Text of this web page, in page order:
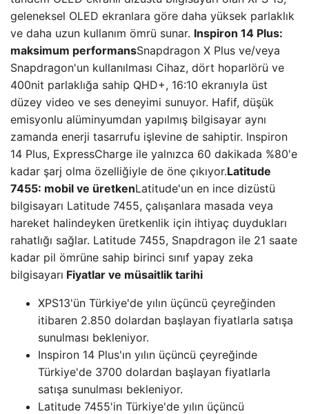
geleneksel OLED ekranlara göre daha yüksek parlaklık
ve daha uzun kullanım ömrü sunar. Inspiron 14 Plus:
maksimum performansSnapdragon X Plus ve/veya
Snapdragon'un kullanılması Cihaz, dört hoparlörü ve
400nit parlaklığa sahip QHD+, 16:10 ekranıyla üst
düzey video ve ses deneyimi sunuyor. Hafif, düşük
emisyonlu alüminyumdan yapılmış bilgisayar aynı
zamanda enerji tasarrufu işlevine de sahiptir. Inspiron
14 Plus, ExpressCharge ile yalnızca 60 dakikada %80'e
kadar şarj olma özelliğiyle de öne çıkıyor.Latitude
7455: mobil ve üretkenLatitude'un en ince dizüstü
bilgisayarı Latitude 7455, çalışanlara masada veya
hareket halindeyken üretkenlik için ihtiyaç duydukları
rahatlığı sağlar. Latitude 7455, Snapdragon ile 21 saate
kadar pil ömrüne sahip birinci sınıf yapay zeka
bilgisayarı Fiyatlar ve müsaitlik tarihi
XPS13'ün Türkiye'de yılın üçüncü çeyreğinden
itibaren 2.850 dolardan başlayan fiyatlarla satışa
sunulması bekleniyor.
Inspiron 14 Plus'ın yılın üçüncü çeyreğinde
Türkiye'de 3700 dolardan başlayan fiyatlarla
satışa sunulması bekleniyor.
Latitude 7455'in Türkiye'de yılın üçüncü